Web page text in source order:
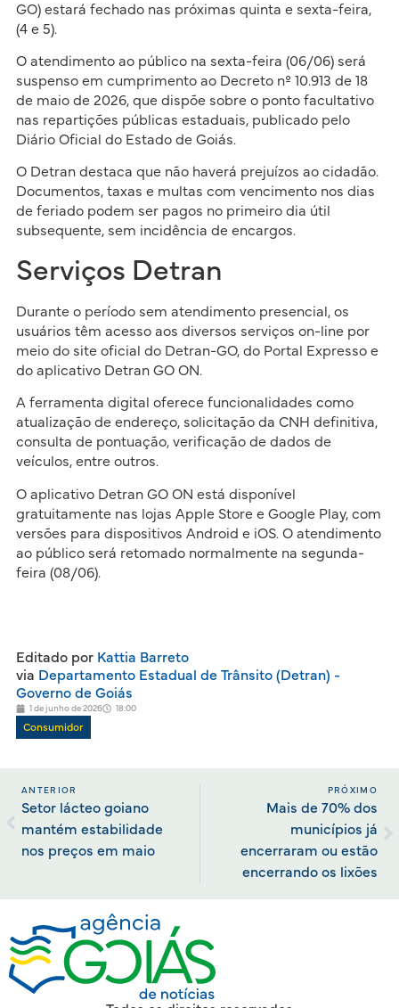
GO) estará fechado nas próximas quinta e sexta-feira,
(4 e 5).
O atendimento ao público na sexta-feira (06/06) será
suspenso em cumprimento ao Decreto nº 10.913 de 18
de maio de 2026, que dispõe sobre o ponto facultativo
nas repartições públicas estaduais, publicado pelo
Diário Oficial do Estado de Goiás.
O Detran destaca que não haverá prejuízos ao cidadão.
Documentos, taxas e multas com vencimento nos dias
de feriado podem ser pagos no primeiro dia útil
subsequente, sem incidência de encargos.
Serviços Detran
Durante o período sem atendimento presencial, os
usuários têm acesso aos diversos serviços on-line por
meio do site oficial do Detran-GO, do Portal Expresso e
do aplicativo Detran GO ON.
A ferramenta digital oferece funcionalidades como
atualização de endereço, solicitação da CNH definitiva,
consulta de pontuação, verificação de dados de
veículos, entre outros.
O aplicativo Detran GO ON está disponível
gratuitamente nas lojas Apple Store e Google Play, com
versões para dispositivos Android e iOS. O atendimento
ao público será retomado normalmente na segunda-
feira (08/06).
Editado porKattia Barreto
via Departamento Estadual de Trânsito (Detran) -
Governo de Goiás
1 de junho de 2026 18:00
Consumidor
ANTERIOR
Setor lácteo goiano
mantém estabilidade
nos preços em maio
PRÓXIMO
Mais de 70% dos
municípios já
encerraram ou estão
encerrando os lixões